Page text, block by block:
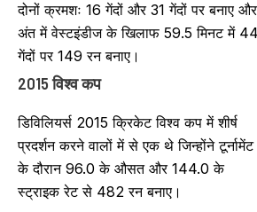
दोनों क्रमशः 16 गेंदों और 31 गेंदों पर बनाए और
अंत में वेस्टइंडीज के खिलाफ 59.5 मिनट में 44
गेंदों पर 149 रन बनाए।
2015 विश्व कप
डिविलियर्स 2015 क्रिकेट विश्व कप में शीर्ष
प्रदर्शन करने वालों में से एक थे जिन्होंने टूर्नामेंट
के दौरान 96.0 के औसत और 144.0 के
स्ट्राइक रेट से 482 रन बनाए।